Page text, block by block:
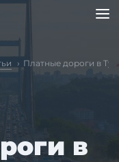
Платные дороги в
в